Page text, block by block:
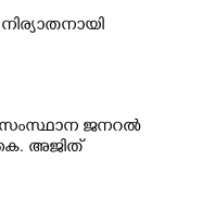
ജനറൽ
അജിത്